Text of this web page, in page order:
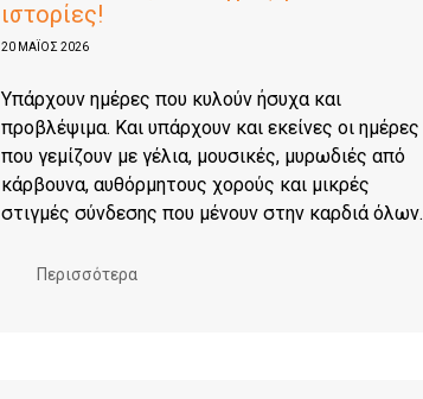
ιστορίες!
20 ΜΑΪΟΣ 2026
Υπάρχουν ημέρες που κυλούν ήσυχα και
προβλέψιμα. Και υπάρχουν και εκείνες οι ημέρες
που γεμίζουν με γέλια, μουσικές, μυρωδιές από
κάρβουνα, αυθόρμητους χορούς και μικρές
στιγμές σύνδεσης που μένουν στην καρδιά όλων.
Περισσότερα